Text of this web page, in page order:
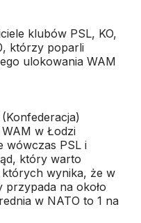
klubów PSL, KO,
którzy poparli
ulokowania WAM
w Łodzi
wówczas PSL i
który warto
których wynika, że w
przypada na około
w NATO to 1 na